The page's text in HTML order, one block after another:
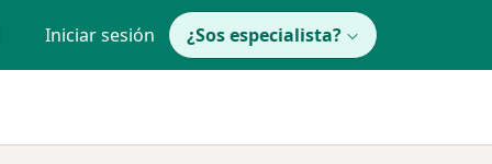
Iniciar sesión ¿Sos especialista?